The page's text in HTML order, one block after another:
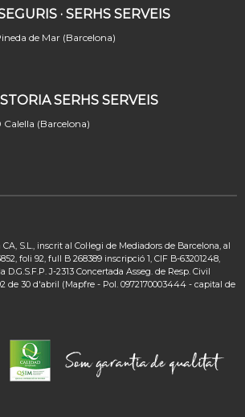
· SERHS SERVEIS
de Mar (Barcelona)
SERHS SERVEIS
Calella (Barcelona)
S.L., inscrit al Col·legi de Mediadors de Barcelona, al
foli 92, full B 268389 inscripció 1, CIF B-63201248,
J-2313 Concertada Asseg. de Resp. Civil
de 30 d'abril (Mapfre - Pol. 0972170003444 - capital de